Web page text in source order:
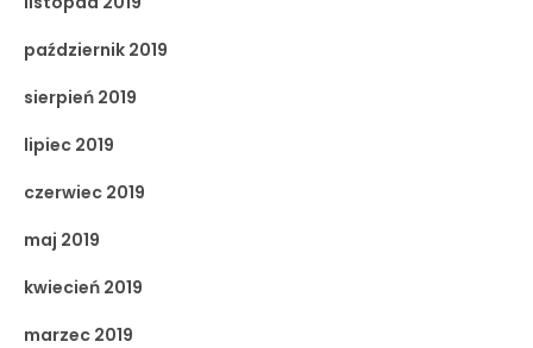
październik 2019
sierpień 2019
lipiec 2019
czerwiec 2019
maj 2019
kwiecień 2019
marzec 2019